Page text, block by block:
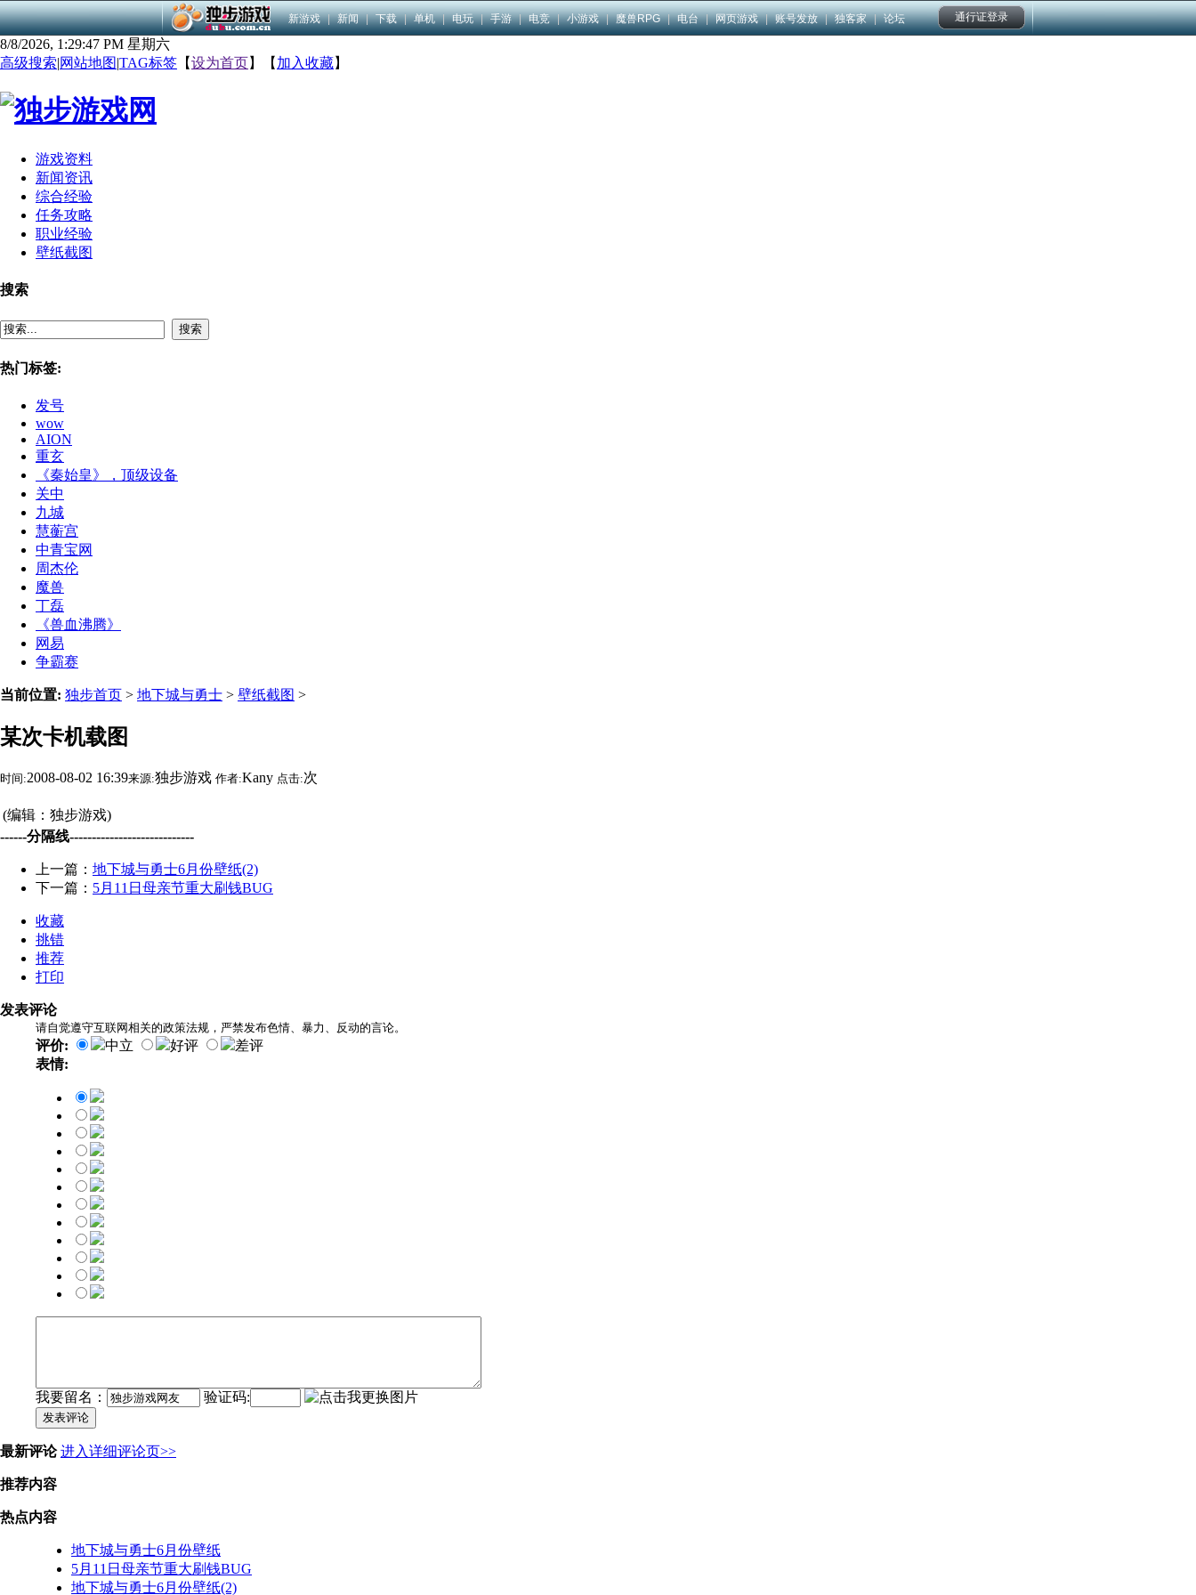
新游戏 | 新闻 | 下载 | 单机 | 电玩 | 手游 | 电竞 | 小游戏 | 魔兽RPG | 电台 | 网页游戏 | 账号发放 | 独客家 | 论坛 通行证登录
8/8/2026, 1:29:47 PM 星期六
高级搜索|网站地图|TAG标签 【设为首页】【 加入收藏】
游戏资料
新闻资讯
综合经验
任务攻略
职业经验
壁纸截图
搜索
搜索
热门标签:
发号
wow
AION
重玄
《秦始皇》，顶级设备
关中
九城
慧蘅宫
中青宝网
周杰伦
魔兽
丁磊
《兽血沸腾》
网易
争霸赛
当前位置: 独步首页 > 地下城与勇士 > 壁纸截图 >
某次卡机载图
时间:2008-08-02 16:39来源:独步游戏 作者:Kany 点击:次
(编辑：独步游戏)
------分隔线----------------------------
上一篇： 地下城与勇士6月份壁纸(2)
下一篇： 5月11日母亲节重大刷钱BUG
收藏
挑错
推荐
打印
发表评论
请自觉遵守互联网相关的政策法规，严禁发布色情、暴力、反动的言论。
评价: 中立 好评
差评
表情:
我要留名： 验证码:
发表评论
最新评论 进入详细评论页>>
推荐内容
热点内容
地下城与勇士6月份壁纸
5月11日母亲节重大刷钱BUG
地下城与勇士6月份壁纸(2)